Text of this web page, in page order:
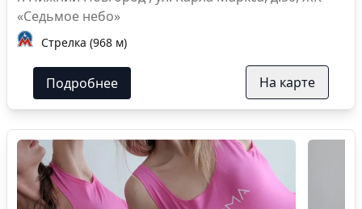
«Седьмое небо»
Стрелка (968 м)
Подробнее На карте